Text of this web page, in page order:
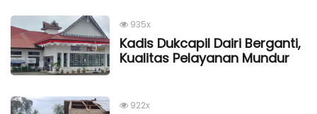
935x
Kadis Dukcapil Dairi Berganti,
Kualitas Pelayanan Mundur
922x